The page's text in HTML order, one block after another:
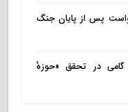
پس از پایان جنگ
گامی در تحقق «حوزهٔ